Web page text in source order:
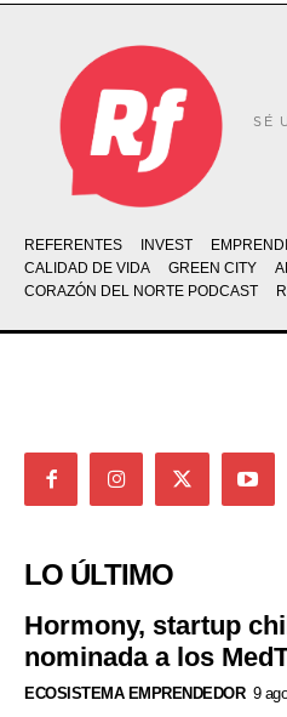
SÉ
REFERENTES INVEST
CALIDAD DE VIDA
GREEN CITY
CORAZÓN DEL NORTE PODCAST
LO ÚLTIMO
Hormony, startup
nominada a los
ECOSISTEMA EMPRENDEDOR 9